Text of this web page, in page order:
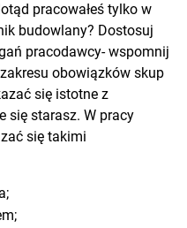
pracowałeś tylko w
budowlany? Dostosuj
pracodawcy- wspomnij
obowiązków skup
się istotne z
się starasz. W pracy
się takimi